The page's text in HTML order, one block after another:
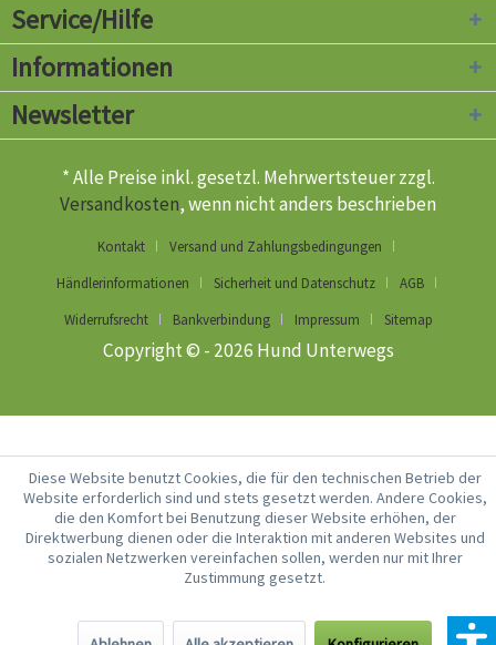
Service/Hilfe
Informationen
Newsletter
* Alle Preise inkl. gesetzl. Mehrwertsteuer zzgl.
Versandkosten, wenn nicht anders beschrieben
Kontakt
Versand und Zahlungsbedingungen
Händlerinformationen
Sicherheit und Datenschutz
AGB
Widerrufsrecht
Bankverbindung Impressum Sitemap
Copyright © - 2026 Hund Unterwegs
Diese Website benutzt Cookies, die für den technischen Betrieb der
Website erforderlich sind und stets gesetzt werden. Andere Cookies,
die den Komfort bei Benutzung dieser Website erhöhen, der
Direktwerbung dienen oder die Interaktion mit anderen Websites und
sozialen Netzwerken vereinfachen sollen, werden nur mit Ihrer
Zustimmung gesetzt.